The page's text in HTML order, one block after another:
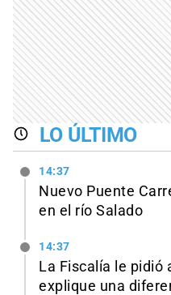
LO ÚLTIMO
14:37
Nuevo Puente
en el río Salado
14:37
La Fiscalía le pidió
explique una